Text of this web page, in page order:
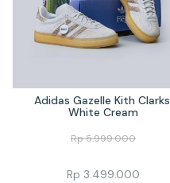
Adidas Gazelle Kith Clarks
White Cream
Rp5.999.000
Rp 3.499.000